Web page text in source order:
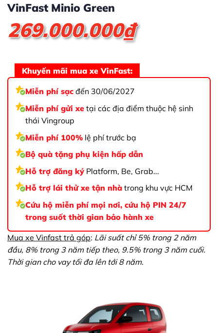
VinFast Minio Green
269.000.000₫
Khuyến mãi mua xe VinFast:
Miễn phí sạc đến 30/06/2027
Miễn phí gửi xe tại các địa điểm thuộc hệ sinh
thái Vingroup
Miễn phí 100% lệ phí trước bạ
Bộ quà tặng phụ kiện hấp dẫn
Hỗ trợ đăng ký Platform, Be, Grab...
Hỗ trợ lái thử xe tận nhà trong khu vực HCM
Cứu hộ miễn phí mọi nơi, cứu hộ PIN 24/7
trong suốt thời gian bảo hành xe
Mua xe Vinfast trả góp: Lãi suất chỉ 5% trong 2 năm
đầu, 8% trong 3 năm tiếp theo, 9.5% trong 3 năm cuối.
Thời gian cho vay tối đa lên tới 8 năm.